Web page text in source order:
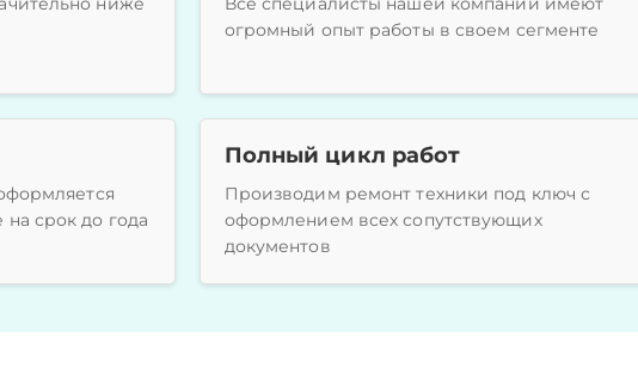
огромный опыт работы в своем сегменте
срок до года
Полный цикл работ
Производим ремонт техники под ключ с
оформлением всех сопутствующих
документов